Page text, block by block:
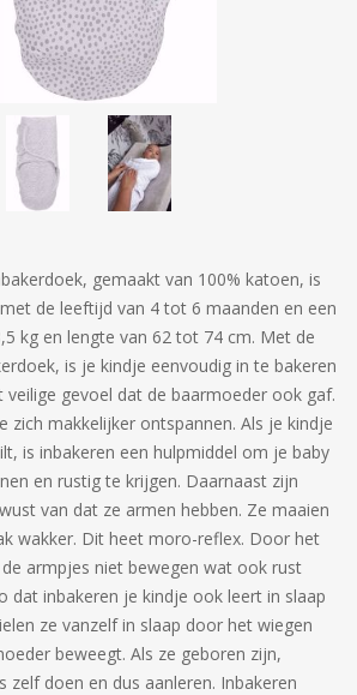
gemaakt van 100% katoen, is
met de leeftijd van 4 tot 6 maanden en een
kg en lengte van 62 tot 74 cm. Met de
is je kindje eenvoudig in te bakeren
veilige gevoel dat de baarmoeder ook gaf.
zich makkelijker ontspannen. Als je kindje
is inbakeren een hulpmiddel om je baby
en rustig te krijgen. Daarnaast zijn
van dat ze armen hebben. Ze maaien
wakker. Dit heet moro-reflex. Door het
armpjes niet bewegen wat ook rust
dat inbakeren je kindje ook leert in slaap
ze vanzelf in slaap door het wiegen
beweegt. Als ze geboren zijn,
zelf doen en dus aanleren. Inbakeren